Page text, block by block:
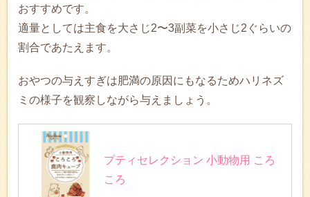
おすすめです。
適量としては主食を大さじ2〜3副菜を小さじ2ぐらいの
割合であたえます。
おやつの与えすぎは肥満の原因にもなるためハリネズ
ミの様子を観察しながら与えましょう。
プティセレクション 小動物用 ころ
ころ